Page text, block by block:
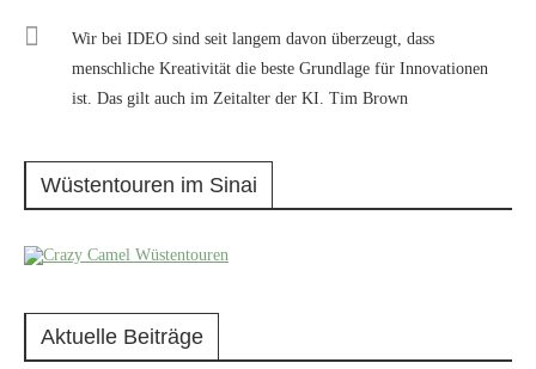
Wir bei IDEO sind seit langem davon überzeugt, dass
menschliche Kreativität die beste Grundlage für Innovationen
ist. Das gilt auch im Zeitalter der KI. Tim Brown
Wüstentouren im Sinai
Aktuelle Beiträge